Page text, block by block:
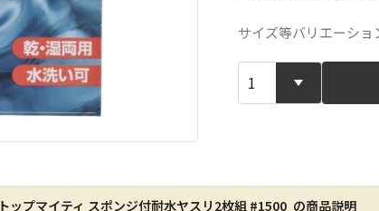
宅配や店舗
店舗のみで
サイズ等バリエーショ
トップマイティ スポンジ付耐水ヤスリ2枚組 #1500 の商品説明